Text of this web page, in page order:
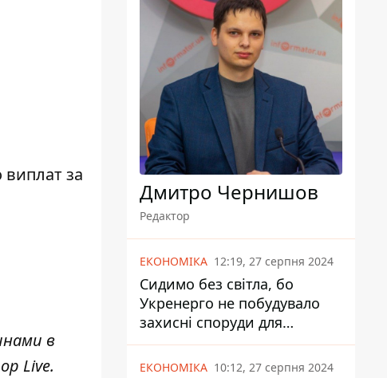
виплат за
в
Live.
Дмитро Чернишов
Редактор
ЕКОНОМІКА 12:19, 27 серпня 2024
Сидимо без світла, бо
Укренерго не побудувало
захисні споруди для
енергетики - нардеп
Кучеренко
ЕКОНОМІКА 10:12, 27 серпня 2024